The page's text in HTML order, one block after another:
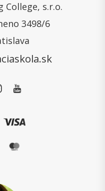
College, s.r.o.
3498/6